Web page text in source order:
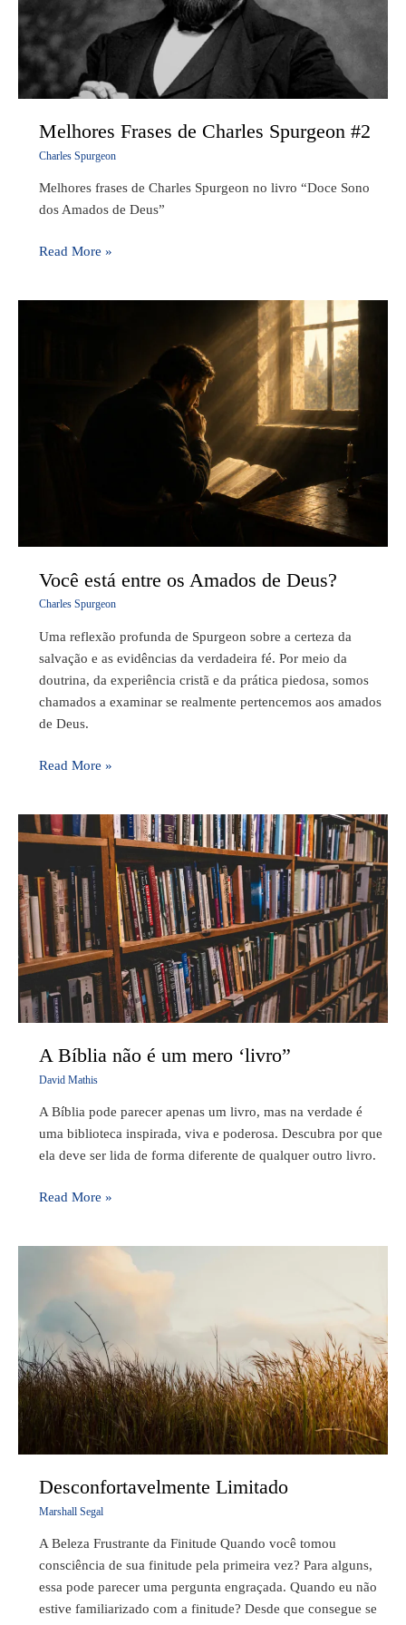
Melhores Frases de Charles Spurgeon #2
Charles Spurgeon
Melhores frases de Charles Spurgeon no livro “Doce Sono
dos Amados de Deus”
Read More »
Você está entre os Amados de Deus?
Charles Spurgeon
Uma reflexão profunda de Spurgeon sobre a certeza da
salvação e as evidências da verdadeira fé. Por meio da
doutrina, da experiência cristã e da prática piedosa, somos
chamados a examinar se realmente pertencemos aos amados
de Deus.
Read More »
A Bíblia não é um mero ‘livro”
David Mathis
A Bíblia pode parecer apenas um livro, mas na verdade é
uma biblioteca inspirada, viva e poderosa. Descubra por que
ela deve ser lida de forma diferente de qualquer outro livro.
A
Bíblia
não
é
um
mero
‘livro”
Read More »
Desconfortavelmente Limitado
Marshall Segal
A Beleza Frustrante da Finitude Quando você tomou
consciência de sua finitude pela primeira vez? Para alguns,
essa pode parecer uma pergunta engraçada. Quando eu não
estive familiarizado com a finitude? Desde que consegue se
Desconfortavelmente